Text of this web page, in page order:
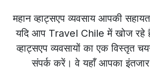
महान व्हाट्सएप व्यवसाय आपकी
यदि आप Travel Chile में खोज रहे
व्हाट्सएप व्यवसायों का एक विस्तृत
संपर्क करें। वे यहाँ आपका